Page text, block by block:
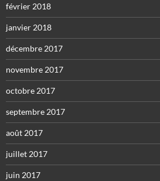
février 2018
janvier 2018
décembre 2017
novembre 2017
octobre 2017
septembre 2017
août 2017
juillet 2017
juin 2017